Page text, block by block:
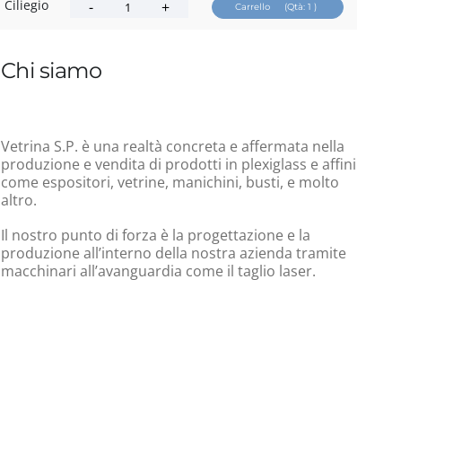
Ciliegio Carrello (Qtà:1 )
Chi siamo
Vetrina S.P. è una realtà concreta e affermata nella
produzione e vendita di prodotti in plexiglass e affini
come espositori, vetrine, manichini, busti, e molto
altro.
Il nostro punto di forza è la progettazione e la
produzione all’interno della nostra azienda tramite
macchinari all’avanguardia come il taglio laser.